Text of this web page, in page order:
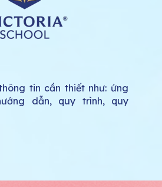
tin cần thiết như: ứng
dẫn, quy trình, quy